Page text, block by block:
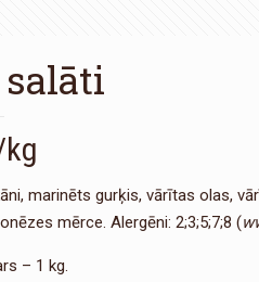
salāti
marinēts gurķis, vārītas olas,
mērce. Alergēni: 2;3;5;7;8 (
– 1 kg.